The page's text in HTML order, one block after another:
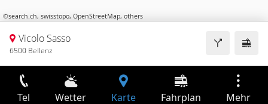
©search.ch, swisstopo, OpenStreetMap, others
Vicolo Sasso
6500 Bellenz
Tel Wetter Karte Fahrplan Mehr